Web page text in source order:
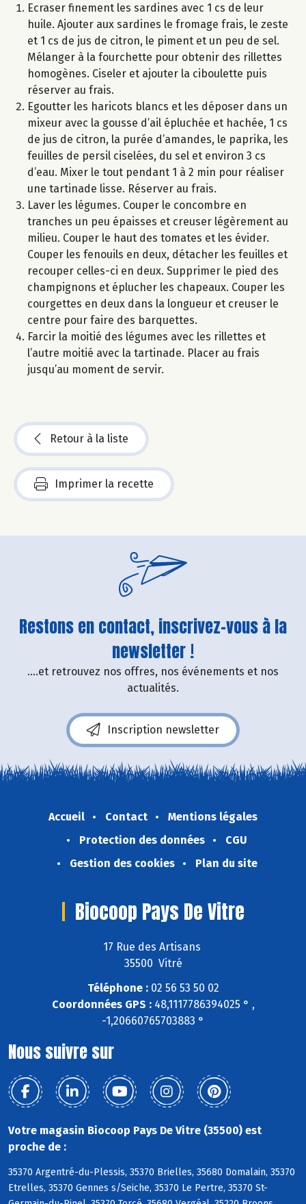
Ecraser finement les sardines avec 1 cs de leur
huile. Ajouter aux sardines le fromage frais, le zeste
et 1 cs de jus de citron, le piment et un peu de sel.
Mélanger à la fourchette pour obtenir des rillettes
homogènes. Ciseler et ajouter la ciboulette puis
réserver au frais.
Egoutter les haricots blancs et les déposer dans un
mixeur avec la gousse d’ail épluchée et hachée, 1 cs
de jus de citron, la purée d’amandes, le paprika, les
feuilles de persil ciselées, du sel et environ 3 cs
d’eau. Mixer le tout pendant 1 à 2 min pour réaliser
une tartinade lisse. Réserver au frais.
Laver les légumes. Couper le concombre en
tranches un peu épaisses et creuser légèrement au
milieu. Couper le haut des tomates et les évider.
Couper les fenouils en deux, détacher les feuilles et
recouper celles-ci en deux. Supprimer le pied des
champignons et éplucher les chapeaux. Couper les
courgettes en deux dans la longueur et creuser le
centre pour faire des barquettes.
Farcir la moitié des légumes avec les rillettes et
l’autre moitié avec la tartinade. Placer au frais
jusqu’au moment de servir.
Retour à la liste
Imprimer la recette
Restons en contact, inscrivez-vous à la
newsletter !
....et retrouvez nos offres, nos événements et nos
actualités.
Inscription newsletter
Accueil Contact
Mentions légales
Protection des données
CGU
Gestion des cookies
Plan du site
Biocoop Pays De Vitre
17 Rue des Artisans
35500 Vitré
Téléphone :02 56 53 50 02
Coordonnées GPS :48,1117786394025 ° ,
-1,20660765703883 °
Nous suivre sur
Votre magasin Biocoop Pays De Vitre (35500) est
proche de :
35370 Argentré-du-Plessis, 35370 Brielles, 35680 Domalain, 35370
Etrelles, 35370 Gennes s/Seiche, 35370 Le Pertre, 35370 St-